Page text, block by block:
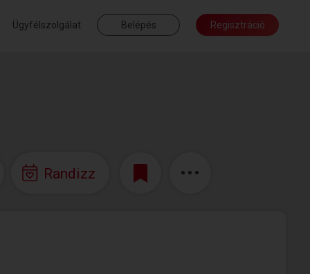
Ügyfélszolgálat Belépés Regisztráció
Randizz